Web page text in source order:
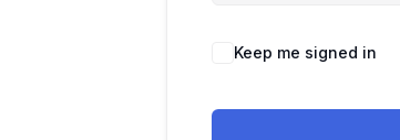
Keep me signed in